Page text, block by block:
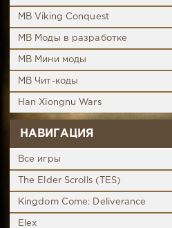
MB Viking Conquest
MB Моды в разработке
MB Мини моды
MB Чит-коды
Han Xiongnu Wars
НАВИГАЦИЯ
Все игры
The Elder Scrolls (TES)
Kingdom Come: Deliverance
Elex